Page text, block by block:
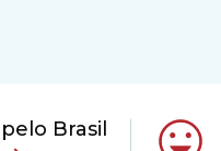
pelo Brasil